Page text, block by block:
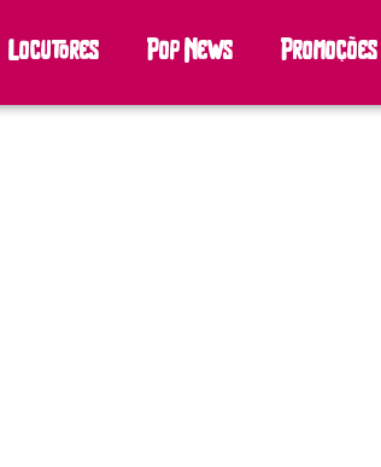
Locutores Pop News Promoções